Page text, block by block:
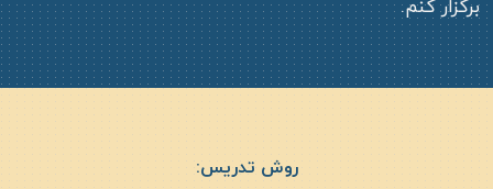
روش تدریس: